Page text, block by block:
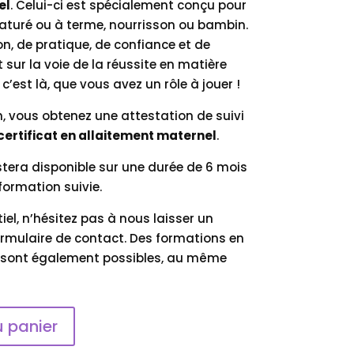
. Celui-ci est spécialement conçu pour
ou à terme, nourrisson ou bambin.
de pratique, de confiance et de
sur la voie de la réussite en matière
là, que vous avez un rôle à jouer !
vous obtenez une attestation de suivi
en allaitement maternel.
disponible sur une durée de 6 mois
suivie.
n’hésitez pas à nous laisser un
de contact. Des formations en
sont également possibles, au même
panier